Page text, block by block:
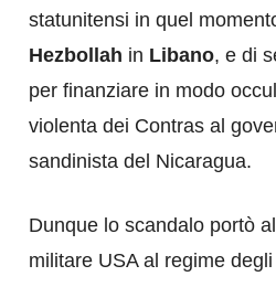
statunitensi in quel
Hezbollah in Libano, e di
per finanziare in modo
violenta dei Contras al
sandinista del Nicaragua.
Dunque lo scandalo portò
militare USA al regime